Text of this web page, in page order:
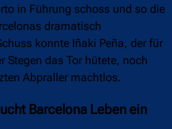
in Führung schoss und so die
dramatisch
konnte Iñaki Peña, der für
Stegen das Tor hütete, noch
Abpraller machtlos.
Barcelona Leben ein